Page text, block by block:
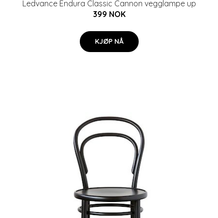
Ledvance Endura Classic Cannon vegglampe up
399 NOK
KJØP NÅ